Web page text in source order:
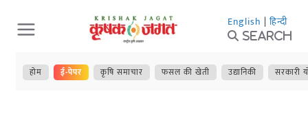
Skip
to
content
English | हिन्दी
Search
होम ई-पेपर कृषि समाचार फसल की खेती उद्यानिकी सरकारी